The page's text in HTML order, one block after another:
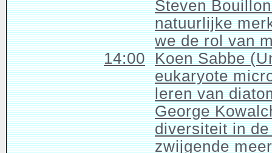
14:00
Steven
natuurlijke
we de rol van
Koen Sabbe
eukaryote
leren van
George
diversiteit in
zwijgende